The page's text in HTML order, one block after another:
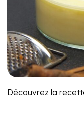
Découvrez la